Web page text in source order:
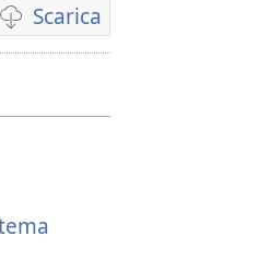
Scarica